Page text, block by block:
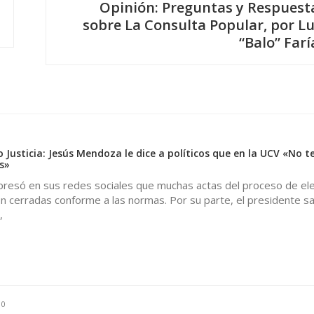
Opinión: Preguntas y
sobre La Consulta Popular, por
“Balo”
Jesús Mendoza le dice a políticos que en la UCV «No
en sus redes sociales que muchas actas del proceso de
cerradas conforme a las normas. Por su parte, el presidente
0